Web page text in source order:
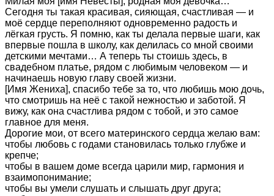
Сегодня ты такая красивая, сияющая, счастливая — и
моё сердце переполняют одновременно радость и
лёгкая грусть. Я помню, как ты делала первые шаги, как
впервые пошла в школу, как делилась со мной своими
детскими мечтами… А теперь ты стоишь здесь, в
свадебном платье, рядом с любимым человеком — и
начинаешь новую главу своей жизни.
[Имя Жениха], спасибо тебе за то, что любишь мою дочь,
что смотришь на неё с такой нежностью и заботой. Я
вижу, как она счастлива рядом с тобой, и это самое
главное для меня.
Дорогие мои, от всего материнского сердца желаю вам:
чтобы любовь с годами становилась только глубже и
крепче;
чтобы в вашем доме всегда царили мир, гармония и
взаимопонимание;
чтобы вы умели слушать и слышать друг друга;